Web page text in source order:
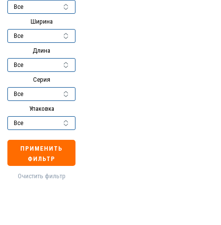
Ширина
Длина
Серия
Упаковка
ПРИМЕНИТЬ
ФИЛЬТР
Очистить фильтр